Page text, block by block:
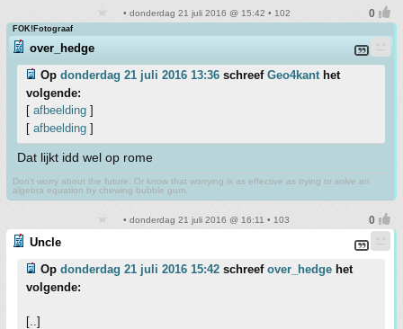
• donderdag 21 juli 2016 @ 15:42 • 102
FOK!Fotograaf
over_hedge
Op donderdag 21 juli 2016 13:36 schreef Geo4kant het
volgende:
[ afbeelding ]
[ afbeelding ]
Dat lijkt idd wel op rome
Don't worry about the future. Or know that worrying is as effective as trying to solve an
algebra equation by chewing bubble gum.
• donderdag 21 juli 2016 @ 16:11 • 103
Uncle
Op donderdag 21 juli 2016 15:42 schreef over_hedge het
volgende:
[..]